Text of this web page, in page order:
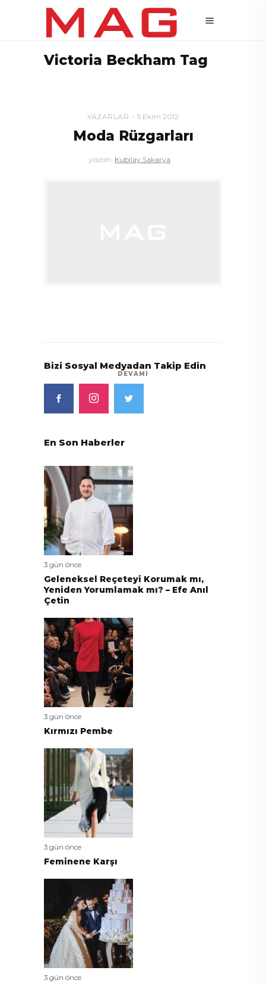
Victoria Beckham Tag
YAZARLAR 5 Ekim 2012
Moda Rüzgarları
yazan: Kubilay Sakarya
DEVAMI
Bizi Sosyal Medyadan Takip Edin
En Son Haberler
3 gün önce
Geleneksel Reçeteyi Korumak mı,
Yeniden Yorumlamak mı? – Efe Anıl
Çetin
3 gün önce
Kırmızı Pembe
3 gün önce
Feminene Karşı
3 gün önce